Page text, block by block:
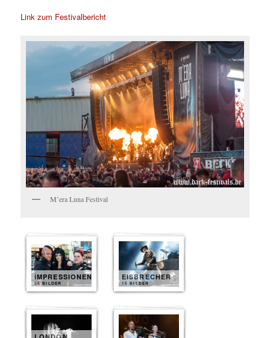
Link zum Festivalbericht
M’era Luna Festival
IMPRESSIONEN
55 BILDER
EISBRECHER
15 BILDER